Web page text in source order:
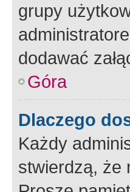
grupy
dodawać
Góra
Dlaczego
Każdy
stwierdzą, że